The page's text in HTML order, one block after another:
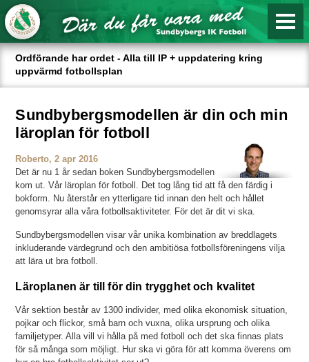
Ordförande har ordet - Alla till IP + uppdatering kring
uppvärmd fotbollsplan
Sundbybergsmodellen är din och min
läroplan för fotboll
Roberto, 2 apr 2016
Det är nu 1 år sedan boken Sundbybergsmodellen
kom ut. Vår läroplan för fotboll. Det tog lång tid att få den färdig i
bokform. Nu återstår en ytterligare tid innan den helt och hållet
genomsyrar alla våra fotbollsaktiviteter. För det är dit vi ska.
Sundbybergsmodellen visar vår unika kombination av breddlagets
inkluderande värdegrund och den ambitiösa fotbollsföreningens vilja
att lära ut bra fotboll.
Läroplanen är till för din trygghet och kvalitet
Vår sektion består av 1300 individer, med olika ekonomisk situation,
pojkar och flickor, små barn och vuxna, olika ursprung och olika
familjetyper. Alla vill vi hålla på med fotboll och det ska finnas plats
för så många som möjligt.
Hur ska vi göra för att komma överens om